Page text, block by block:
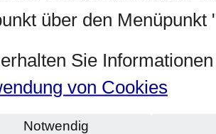
über den Menüpunkt
Sie
von Cookies
Notwendig